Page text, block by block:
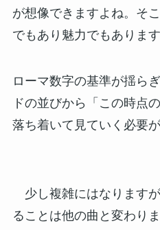
が想像できますよね。そ
でもあり魅力でもあります
ローマ数字の基準が揺ら
ドの並びから「この時点
落ち着いて見ていく必要が
少し複雑にはなります
ることは他の曲と変わり